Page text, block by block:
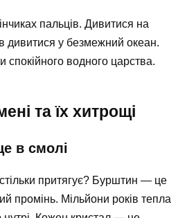
пальців. Дивитися на
у безмежний океан.
спокійного водного царства.
та їх хитрощі
в смолі
притягує? Бурштин — це
промінь. Мільйони років тепла